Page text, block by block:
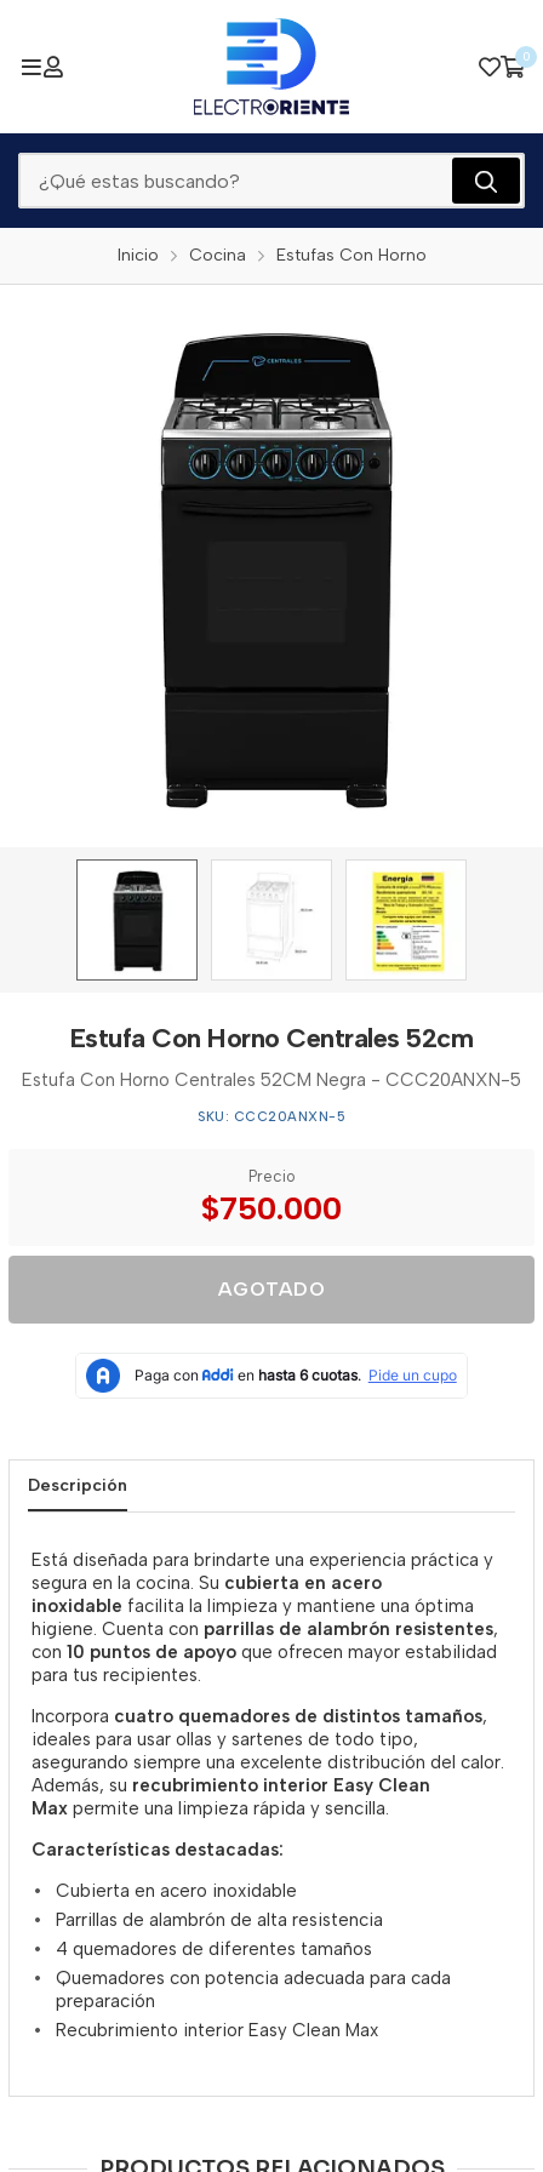
0
Inicio Cocina Estufas Con Horno
Estufa Con Horno Centrales 52cm
Estufa Con Horno Centrales 52CM Negra - CCC20ANXN-5
SKU: CCC20ANXN-5
Precio
$750.000
AGOTADO
Descripción
Está diseñada para brindarte una experiencia práctica y
segura en la cocina. Su cubierta en acero
inoxidable facilita la limpieza y mantiene una óptima
higiene. Cuenta con parrillas de alambrón resistentes,
con 10 puntos de apoyo que ofrecen mayor estabilidad
para tus recipientes.
Incorpora cuatro quemadores de distintos tamaños,
ideales para usar ollas y sartenes de todo tipo,
asegurando siempre una excelente distribución del calor.
Además, su recubrimiento interior Easy Clean
Max permite una limpieza rápida y sencilla.
Características destacadas:
Cubierta en acero inoxidable
Parrillas de alambrón de alta resistencia
4 quemadores de diferentes tamaños
Quemadores con potencia adecuada para cada
preparación
Recubrimiento interior Easy Clean Max